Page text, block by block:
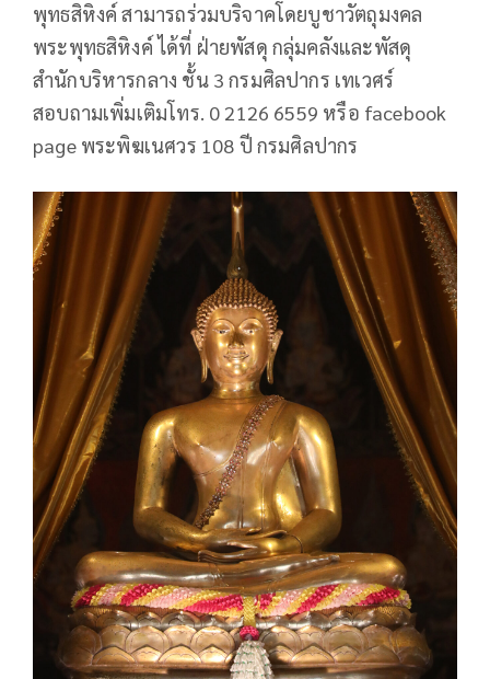
พุทธสิหิงค์ สามารถร่วมบริจาคโดยบูชาวัตถุมงคล
พระพุทธสิหิงค์ ได้ที่ ฝ่ายพัสดุ กลุ่มคลังและพัสดุ
สำนักบริหารกลาง ชั้น 3 กรมศิลปากร เทเวศร์
สอบถามเพิ่มเติมโทร. 0 2126 6559 หรือ facebook
page พระพิฆเนศวร 108 ปี กรมศิลปากร